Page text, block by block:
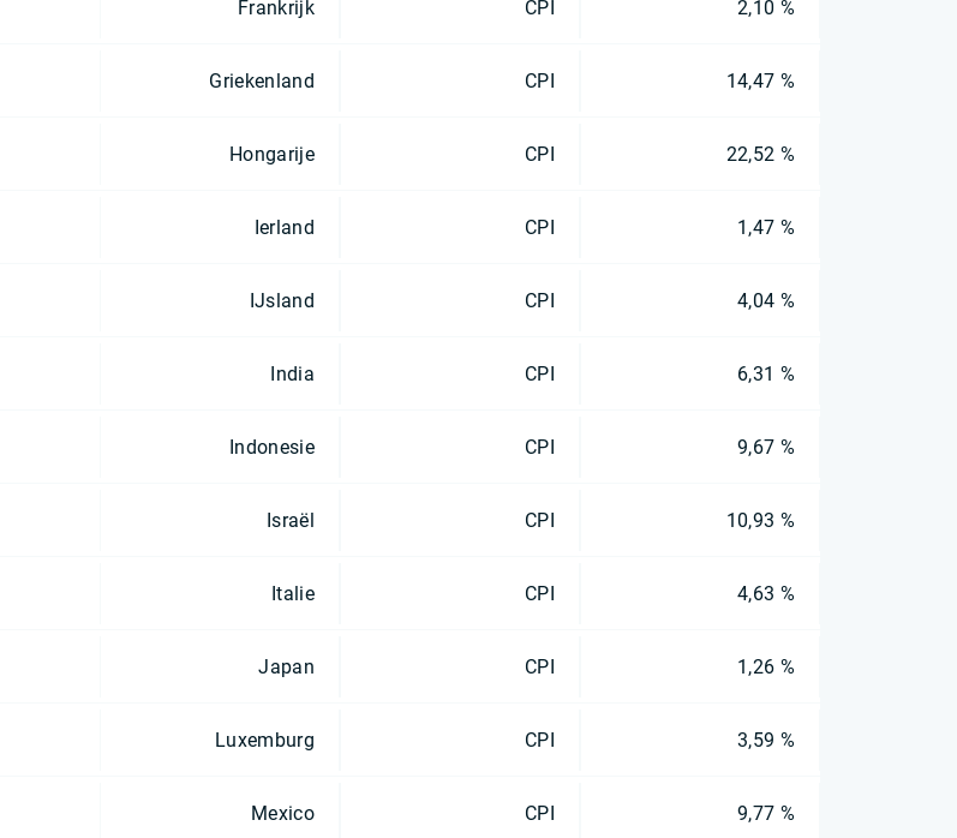
Frankrijk CPI 2,10 %
Griekenland CPI 14,47 %
Hongarije CPI 22,52 %
Ierland CPI 1,47 %
IJsland CPI 4,04 %
India CPI 6,31 %
Indonesie CPI 9,67 %
Israël CPI 10,93 %
Italie CPI 4,63 %
Japan CPI 1,26 %
Luxemburg CPI 3,59 %
Mexico CPI 9,77 %